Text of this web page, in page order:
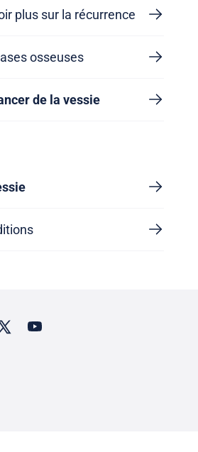
plus sur la récurrence
osseuses
de la vessie